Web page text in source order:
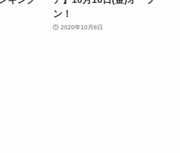
ン！
2020年10月8日